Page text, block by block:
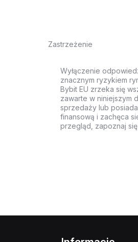
Zastrzeżenie
Wyłączenie
znacznym ryzykiem
Bybit EU zrzeka się
zawarte w niniejszym
sprzedaży lub
finansową i zachęca
przegląd, zapoznaj